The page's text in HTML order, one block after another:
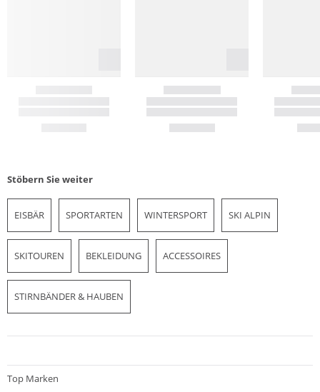
Stöbern Sie weiter
EISBÄR SPORTARTEN WINTERSPORT SKI ALPIN
SKITOUREN BEKLEIDUNG ACCESSOIRES
STIRNBÄNDER & HAUBEN
Top Marken